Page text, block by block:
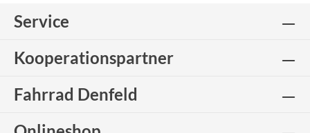
Service
Kooperationspartner
Fahrrad Denfeld